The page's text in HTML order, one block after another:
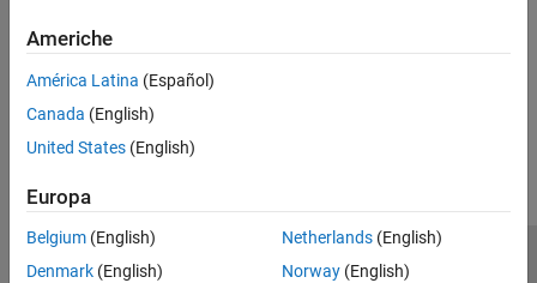
Americhe
América Latina (Español)
Canada (English)
United States (English)
Europa
Belgium (English)
Denmark (English)
Netherlands(English)
Norway(English)
Centro di fiducia
Informativa sulla privacy